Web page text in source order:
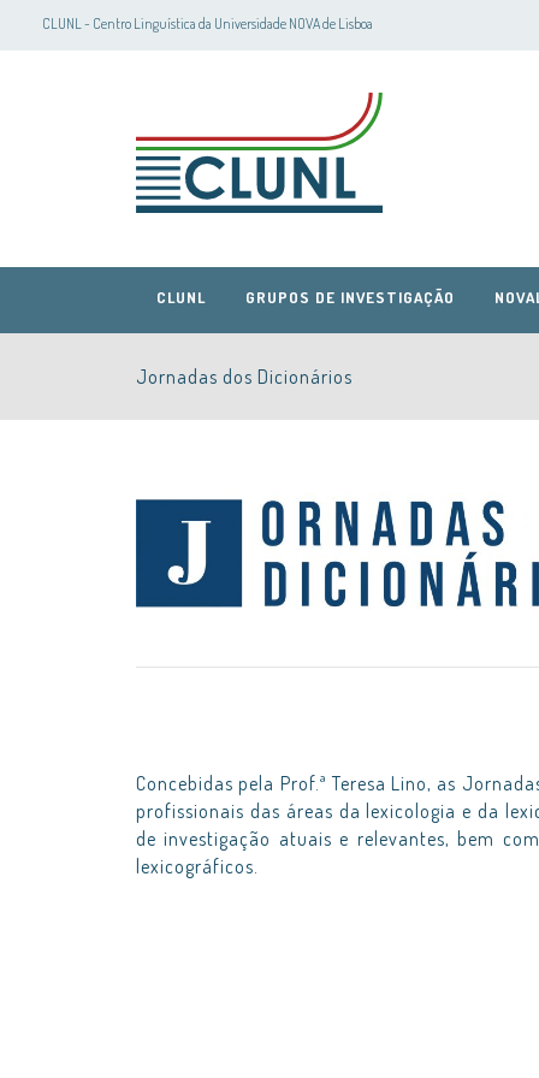
CLUNL - Centro Linguística da Universidade NOVA de Lisboa
CLUNL
CLUNL GRUPOS DE INVESTIGAÇÃO
Jornadas dos Dicionários
Concebidas pela Prof.ª Teresa Lino, as
profissionais das áreas da lexicologia e da
de investigação atuais e relevantes, bem
lexicográficos.